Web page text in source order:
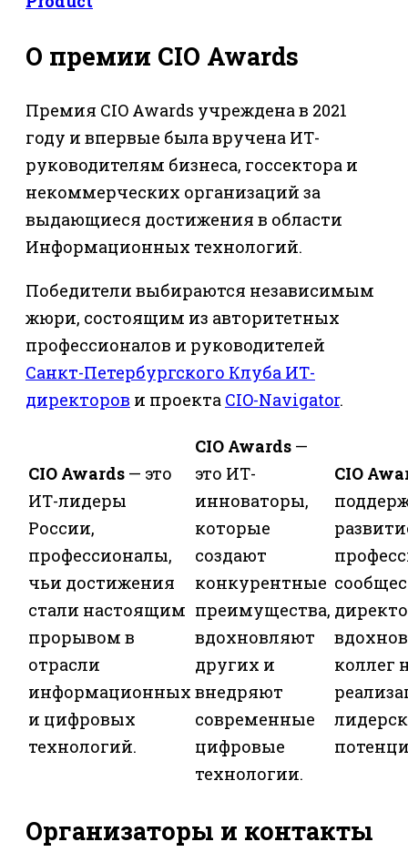
О премии CIO Awards
Премия CIO Awards учреждена в 2021
году и впервые была вручена ИТ-
руководителям бизнеса, госсектора и
некоммерческих организаций за
выдающиеся достижения в области
Информационных технологий.
Победители выбираются независимым
жюри, состоящим из авторитетных
профессионалов и руководителей
Санкт-Петербургского Клуба ИТ-
директоров и проекта CIO-Navigator.
CIO Awards — это
ИТ-лидеры
России,
профессионалы,
чьи достижения
стали настоящим
прорывом в
отрасли
информационных
и цифровых
технологий.
CIO Awards —
это ИТ-
инноваторы,
которые
создают
конкурентные
преимущества,
вдохновляют
других и
внедряют
современные
цифровые
технологии.
CIO
коллег
Организаторы и контакты